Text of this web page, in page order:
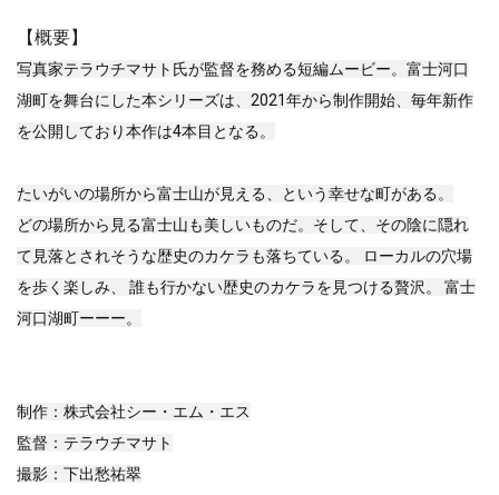
【概要】
写真家テラウチマサト氏が監督を務める短編ムービー。富士河口
湖町を舞台にした本シリーズは、2021年から制作開始、毎年新作
を公開しており本作は4本目となる。
たいがいの場所から富士山が見える、という幸せな町がある。
どの場所から見る富士山も美しいものだ。そして、その陰に隠れ
て見落とされそうな歴史のカケラも落ちている。 ローカルの穴場
を歩く楽しみ、 誰も行かない歴史のカケラを見つける贅沢。 富士
河口湖町ーーー。
制作：株式会社シー・エム・エス
監督：テラウチマサト
撮影：下出愁祐翠